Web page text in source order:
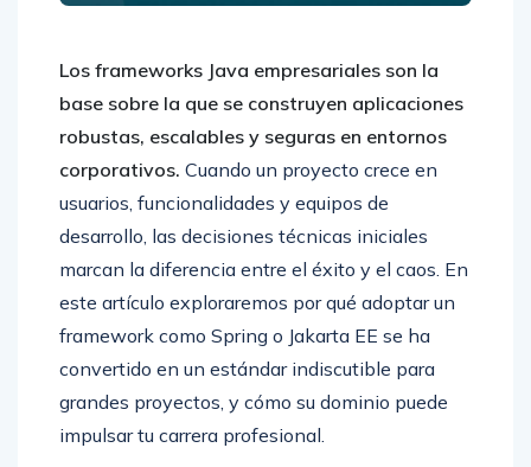
Los frameworks Java empresariales son la
base sobre la que se construyen aplicaciones
robustas, escalables y seguras en entornos
corporativos. Cuando un proyecto crece en
usuarios, funcionalidades y equipos de
desarrollo, las decisiones técnicas iniciales
marcan la diferencia entre el éxito y el caos. En
este artículo exploraremos por qué adoptar un
framework como Spring o Jakarta EE se ha
convertido en un estándar indiscutible para
grandes proyectos, y cómo su dominio puede
impulsar tu carrera profesional.